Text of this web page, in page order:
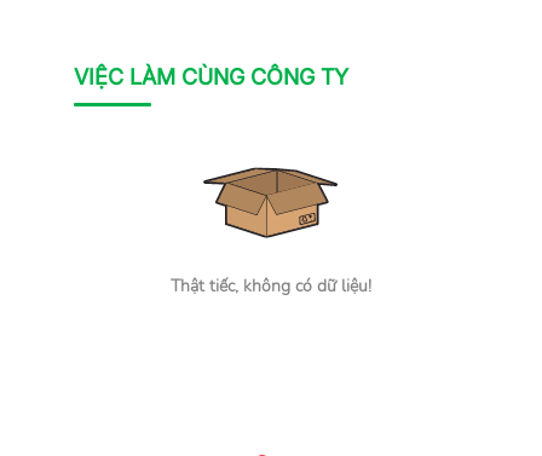
VIỆC LÀM CÙNG CÔNG TY
Thật tiếc, không có dữ liệu!